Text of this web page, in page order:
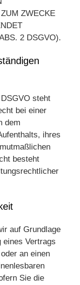
ZWECKE
2 DSGVO).
steht
bei einer
dem
ihres
besteht
auf Grundlage
eines Vertrags
an einen
Sie die